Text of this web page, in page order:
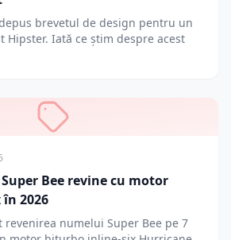
brevetul de design pentru un
Hipster. Iată ce știm despre acest
Bee revine cu motor
2026
revenirea numelui Super Bee pe 7